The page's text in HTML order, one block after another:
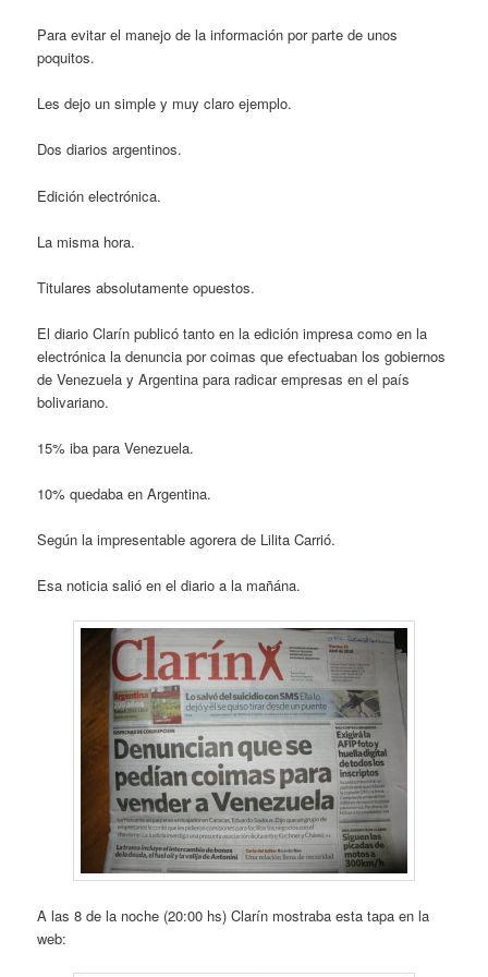
Para evitar el manejo de la información por parte de unos
poquitos.
Les dejo un simple y muy claro ejemplo.
Dos diarios argentinos.
Edición electrónica.
La misma hora.
Titulares absolutamente opuestos.
El diario Clarín publicó tanto en la edición impresa como en la
electrónica la denuncia por coimas que efectuaban los gobiernos
de Venezuela y Argentina para radicar empresas en el país
bolivariano.
15% iba para Venezuela.
10% quedaba en Argentina.
Según la impresentable agorera de Lilita Carrió.
Esa noticia salió en el diario a la mañána.
A las 8 de la noche (20:00 hs) Clarín mostraba esta tapa en la
web: